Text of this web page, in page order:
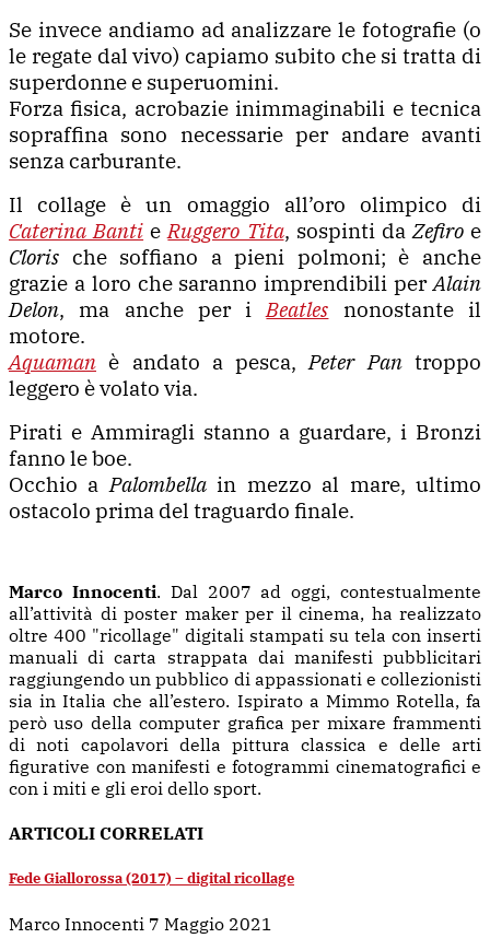
Se invece andiamo ad analizzare le fotografie (o
le regate dal vivo) capiamo subito che si tratta di
superdonne e superuomini.
Forza fisica, acrobazie inimmaginabili e tecnica
sopraffina sono necessarie per andare avanti
senza carburante.
Il collage è un omaggio all’oro olimpico di
Caterina Banti eRuggero Tita, sospinti daZefiroe
Cloris che soffiano a pieni polmoni; è anche
grazie a loro che saranno imprendibili perAlain
Delon, ma anche per iBeatles nonostante il
motore.
Aquaman è andato a pesca,Peter Pantroppo
leggero è volato via.
Pirati e Ammiragli stanno a guardare, i Bronzi
fanno le boe.
Occhio aPalombellain mezzo al mare, ultimo
ostacolo prima del traguardo finale.
Marco Innocenti. Dal 2007 ad oggi, contestualmente
all’attività di poster maker per il cinema, ha realizzato
oltre 400 "ricollage" digitali stampati su tela con inserti
manuali di carta strappata dai manifesti pubblicitari
raggiungendo un pubblico di appassionati e collezionisti
sia in Italia che all’estero. Ispirato a Mimmo Rotella, fa
però uso della computer grafica per mixare frammenti
di noti capolavori della pittura classica e delle arti
figurative con manifesti e fotogrammi cinematografici e
con i miti e gli eroi dello sport.
ARTICOLI CORRELATI
Fede Giallorossa (2017) – digital ricollage
Marco Innocenti 7 Maggio 2021